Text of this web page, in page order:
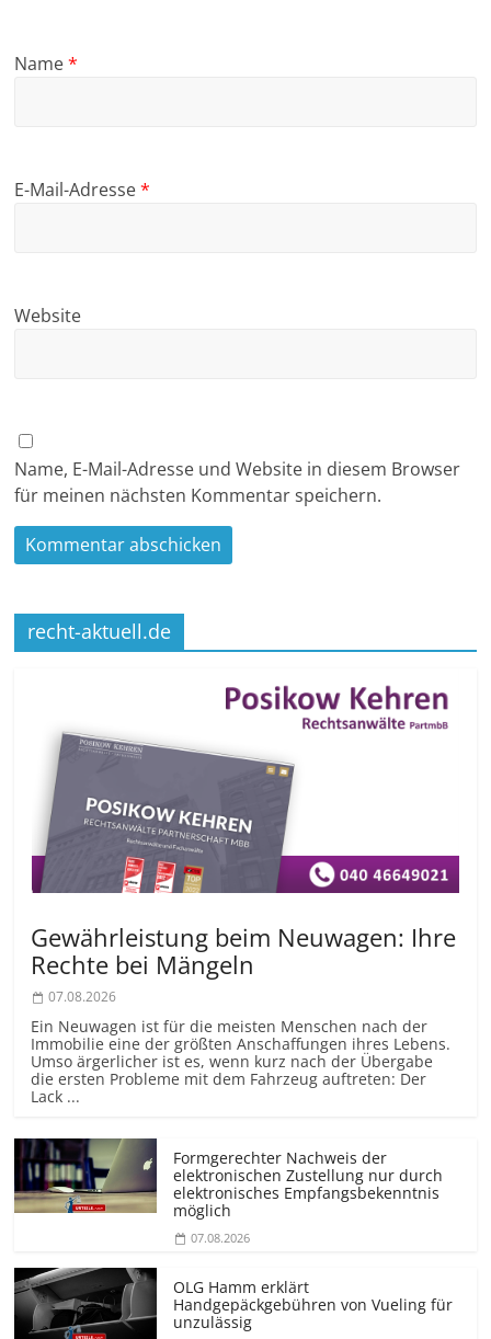
Name*
E-Mail-Adresse*
Website
Name, E-Mail-Adresse und Website in diesem Browser
für meinen nächsten Kommentar speichern.
recht-aktuell.de
Gewährleistung beim Neuwagen: Ihre
Rechte bei Mängeln
07.08.2026
Ein Neuwagen ist für die meisten Menschen nach der
Immobilie eine der größten Anschaffungen ihres Lebens.
Umso ärgerlicher ist es, wenn kurz nach der Übergabe
die ersten Probleme mit dem Fahrzeug auftreten: Der
Lack ...
Formgerechter Nachweis der
elektronischen Zustellung nur durch
elektronisches Empfangsbekenntnis
möglich
07.08.2026
OLG Hamm erklärt
Handgepäckgebühren von Vueling für
unzulässig